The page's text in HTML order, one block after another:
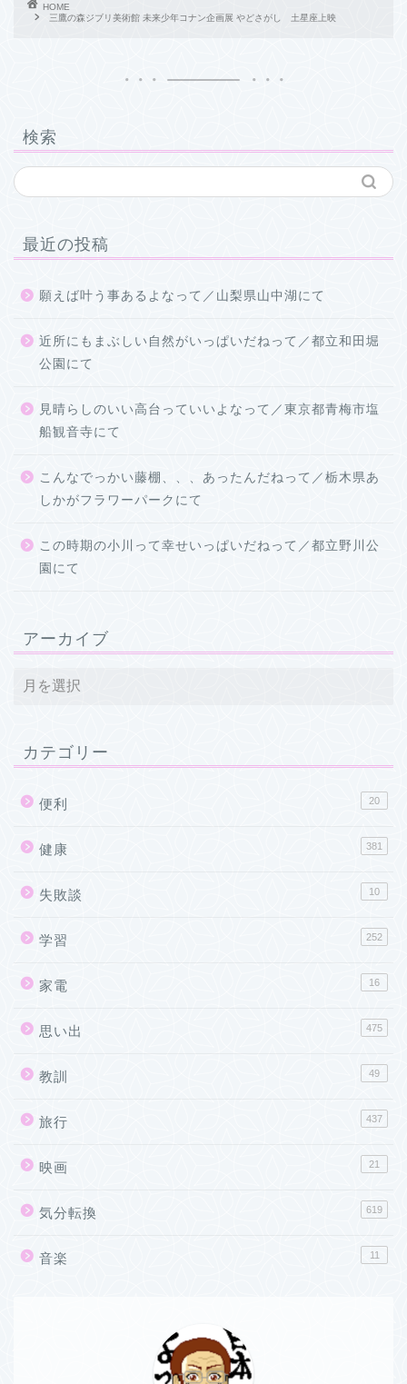
HOME
三鷹の森ジブリ美術館 未来少年コナン企画展 やどさがし 土星座上映
検索
最近の投稿
願えば叶う事あるよなって／山梨県山中湖にて
近所にもまぶしい自然がいっぱいだねって／都立和田堀
公園にて
見晴らしのいい高台っていいよなって／東京都青梅市塩
船観音寺にて
こんなでっかい藤棚、、、あったんだねって／栃木県あ
しかがフラワーパークにて
この時期の小川って幸せいっぱいだねって／都立野川公
園にて
アーカイブ
カテゴリー
便利 20
健康 381
失敗談 10
学習 252
家電 16
思い出 475
教訓 49
旅行 437
映画 21
気分転換 619
音楽 11